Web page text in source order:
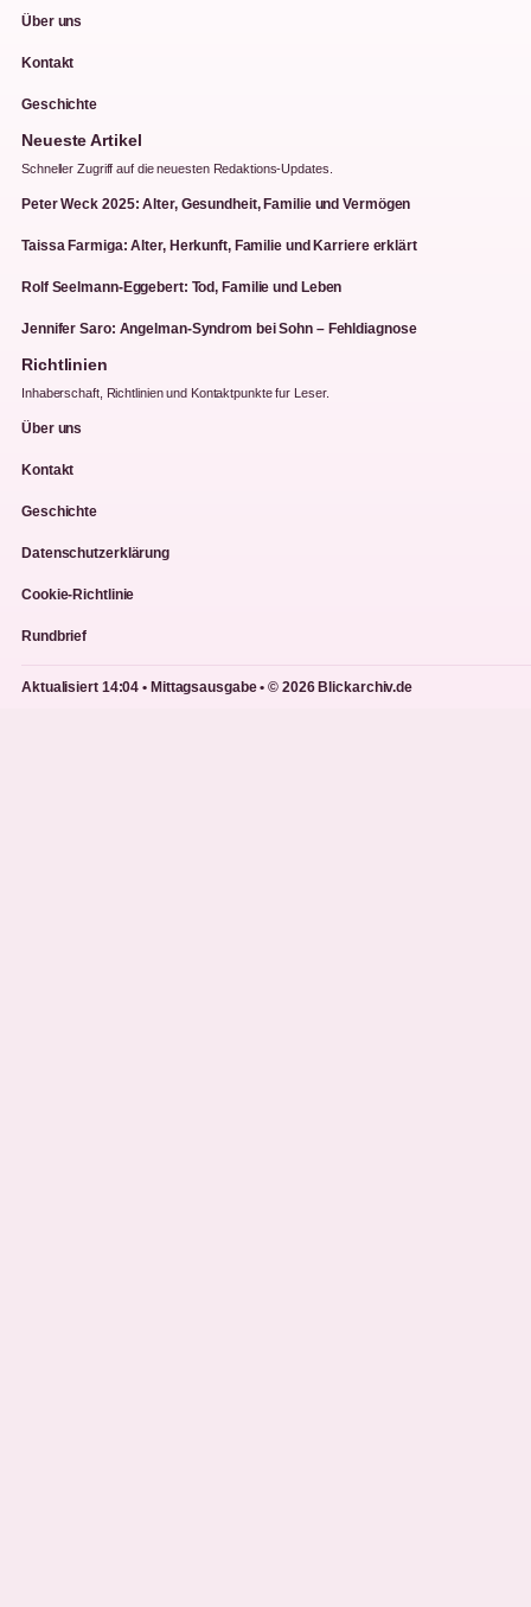
Über uns
Kontakt
Geschichte
Neueste Artikel
Schneller Zugriff auf die neuesten Redaktions-Updates.
Peter Weck 2025: Alter, Gesundheit, Familie und Vermögen
Taissa Farmiga: Alter, Herkunft, Familie und Karriere erklärt
Rolf Seelmann-Eggebert: Tod, Familie und Leben
Jennifer Saro: Angelman-Syndrom bei Sohn – Fehldiagnose
Richtlinien
Inhaberschaft, Richtlinien und Kontaktpunkte fur Leser.
Über uns
Kontakt
Geschichte
Datenschutzerklärung
Cookie-Richtlinie
Rundbrief
Aktualisiert 14:04 • Mittagsausgabe • © 2026 Blickarchiv.de